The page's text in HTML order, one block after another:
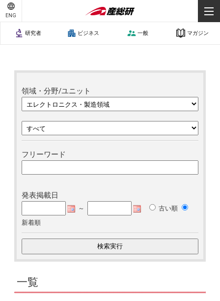
ENG
研究者 ビジネス 一般 マガジン
領域・分野/ユニット
フリーワード
発表掲載日
～
古い順
新着順
一覧